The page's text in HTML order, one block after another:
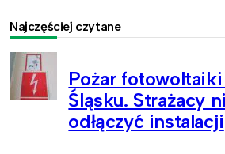
Najczęściej czytane
Pożar
Śląsku. Strażacy
odłączyć instalacji